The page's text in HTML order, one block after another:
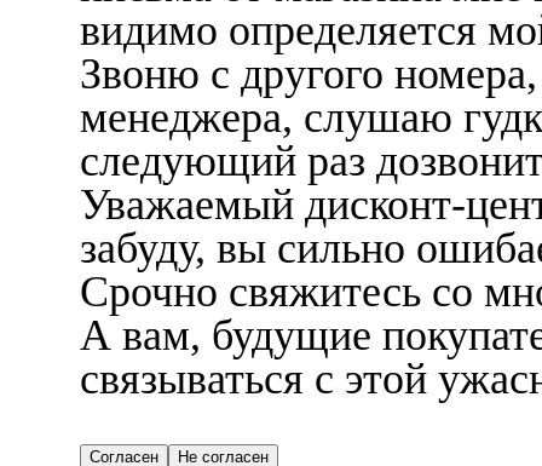
видимо определяется
Звоню с другого
менеджера, слушаю
следующий раз
Уважаемый дисконт-
забуду, вы сильно
Срочно свяжитесь со
А вам, будущие
связываться с этой